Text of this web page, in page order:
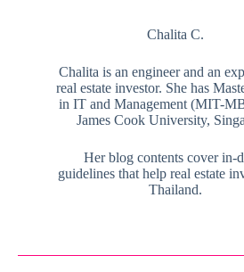
Chalita C.
Chalita is an engineer and an
real estate investor. She has
in IT and Management (MIT-
James Cook University,
Her blog contents cover in-
guidelines that help real estate
Thailand.